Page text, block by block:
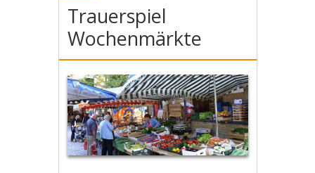
Trauerspiel
Wochenmärkte